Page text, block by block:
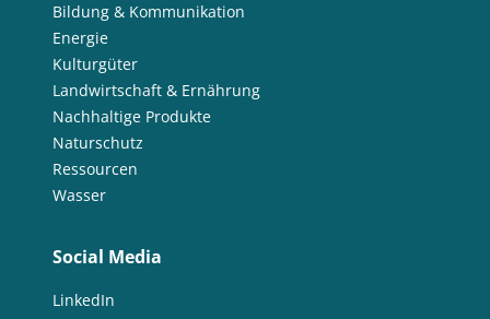
Bildung & Kommunikation
Energie
Kulturgüter
Landwirtschaft & Ernährung
Nachhaltige Produkte
Naturschutz
Ressourcen
Wasser
Social Media
LinkedIn